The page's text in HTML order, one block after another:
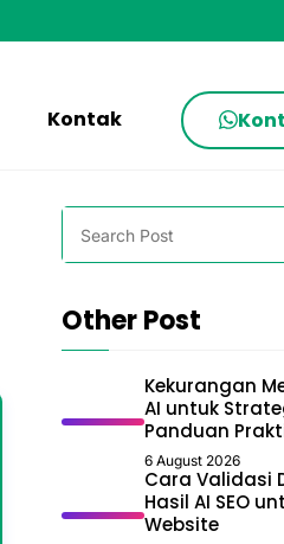
Kontak
Search
Other Post
Kekurangan
AI untuk
Panduan
6 August 2026
Cara Validasi
Hasil AI SEO
Website